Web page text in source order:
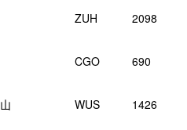
ZUH 2098
CGO 690
WUS 1426